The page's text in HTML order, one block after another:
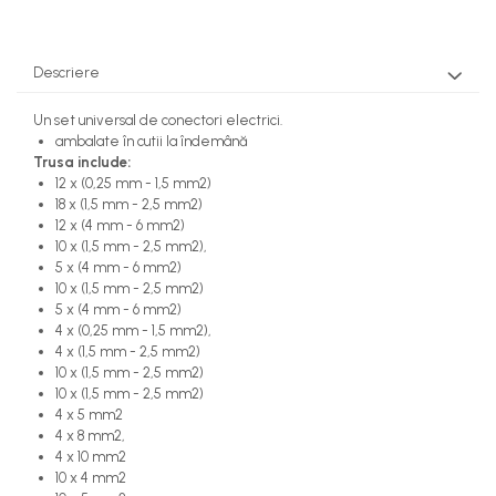
Scule fixare distributie
Alfa romeo
Audi
Bmw
Chevrolet
Chrysler
Citroen
Fiat
Ford
Jaguar
Jeep
Lancia
Descriere
Un set universal de conectori electrici.
ambalate în cutii la îndemână
Trusa include:
12 x (0,25 mm - 1,5 mm2)
18 x (1,5 mm - 2,5 mm2)
12 x (4 mm - 6 mm2)
10 x (1,5 mm - 2,5 mm2),
5 x (4 mm - 6 mm2)
10 x (1,5 mm - 2,5 mm2)
5 x (4 mm - 6 mm2)
4 x (0,25 mm - 1,5 mm2),
4 x (1,5 mm - 2,5 mm2)
10 x (1,5 mm - 2,5 mm2)
10 x (1,5 mm - 2,5 mm2)
4 x 5 mm2
4 x 8 mm2,
4 x 10 mm2
10 x 4 mm2